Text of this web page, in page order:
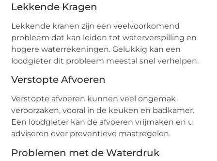
Lekkende Kragen
Lekkende kranen zijn een veelvoorkomend
probleem dat kan leiden tot waterverspilling en
hogere waterrekeningen. Gelukkig kan een
loodgieter dit probleem meestal snel verhelpen.
Verstopte Afvoeren
Verstopte afvoeren kunnen veel ongemak
veroorzaken, vooral in de keuken en badkamer.
Een loodgieter kan de afvoeren vrijmaken en u
adviseren over preventieve maatregelen.
Problemen met de Waterdruk